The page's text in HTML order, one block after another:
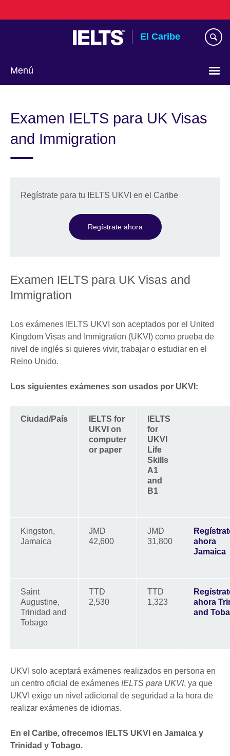
to
El Caribe
Menú
language
Examen IELTS para UK Visas
and Immigration
Regístrate para tu IELTS UKVI en el Caribe
Regístrate ahora
Examen IELTS para UK Visas and
Immigration
Los exámenes IELTS UKVI son aceptados por el United
Kingdom Visas and Immigration (UKVI) como prueba de
nivel de inglés si quieres vivir, trabajar o estudiar en el
Reino Unido.
Los siguientes exámenes son usados por UKVI:
Ciudad/País
IELTS for
UKVI on
computer
or paper
IELTS
for
UKVI
Life
Skills
A1
and
B1
Kingston,
Jamaica
JMD
42,600
JMD
31,800
ahora
Jamaica
Saint
Augustine,
Trinidad and
Tobago
TTD
2,530
TTD
1,323
ahora
and
UKVI solo aceptará exámenes realizados en persona en
un centro oficial de exámenes IELTS para UKVI, ya que
UKVI exige un nivel adicional de seguridad a la hora de
realizar exámenes de idiomas.
En el Caribe, ofrecemos IELTS UKVI en Jamaica y
Trinidad y Tobago.